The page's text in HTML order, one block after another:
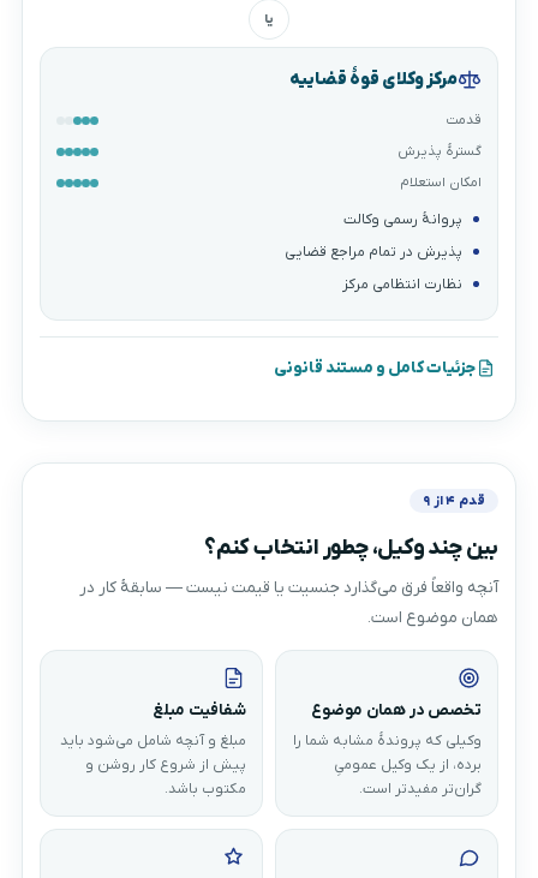
یا
مرکز وکلای قوهٔ قضاییه
قدمت
گسترهٔ پذیرش
امکان استعلام
پروانهٔ رسمی وکالت
پذیرش در تمام مراجع قضایی
نظارت انتظامی مرکز
جزئیات کامل و مستند قانونی
قدم ۴ از ۹
بین چند وکیل، چطور انتخاب کنم؟
آنچه واقعاً فرق می‌گذارد جنسیت یا قیمت نیست — سابقهٔ کار در
همان موضوع است.
تخصص در همان موضوع
وکیلی که پروندهٔ مشابه شما را
برده، از یک وکیل عمومیِ
گران‌تر مفیدتر است.
شفافیت مبلغ
مبلغ و آنچه شامل می‌شود باید
پیش از شروع کار روشن و
مکتوب باشد.